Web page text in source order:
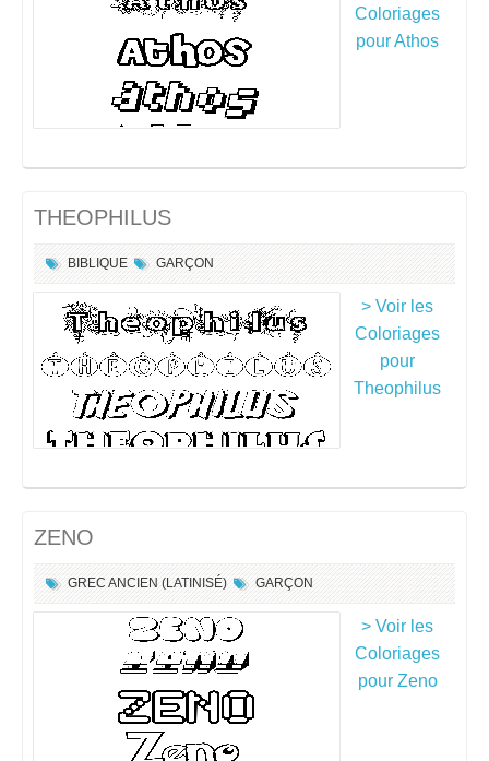
Coloriages
pour Athos
THEOPHILUS
BIBLIQUE GARÇON
> Voir les
Coloriages
pour
Theophilus
ZENO
GREC ANCIEN (LATINISÉ) GARÇON
> Voir les
Coloriages
pour Zeno